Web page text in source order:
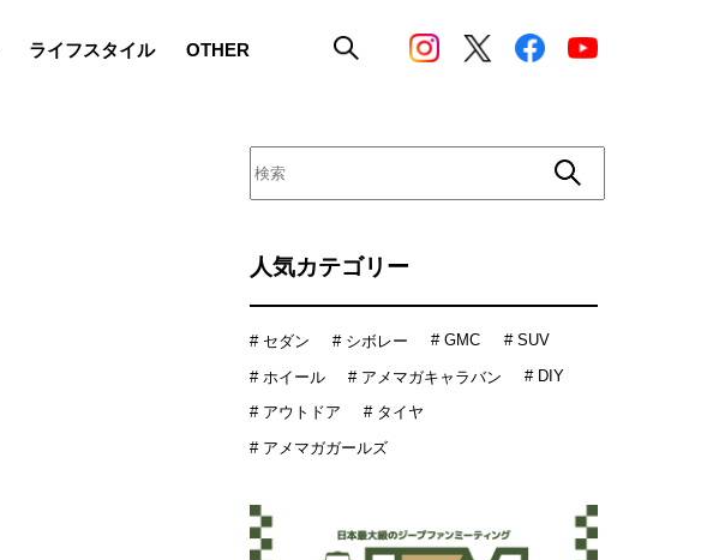
ライフスタイル OTHER
人気カテゴリー
# セダン # シボレー # GMC # SUV
# ホイール # アメマガキャラバン # DIY
# アウトドア
# タイヤ
# アメマガガールズ